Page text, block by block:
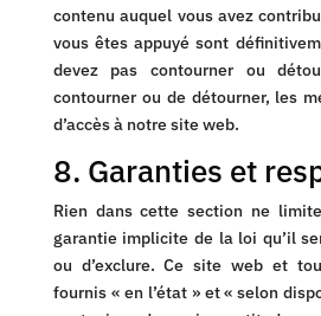
contenu auquel vous avez
vous êtes appuyé sont
devez pas contourner ou
contourner ou de détourner, les
d’accès à notre site web.
8. Garanties et
Rien dans cette section ne
garantie implicite de la loi qu’il
ou d’exclure. Ce site web et
fournis « en l’état » et « selon